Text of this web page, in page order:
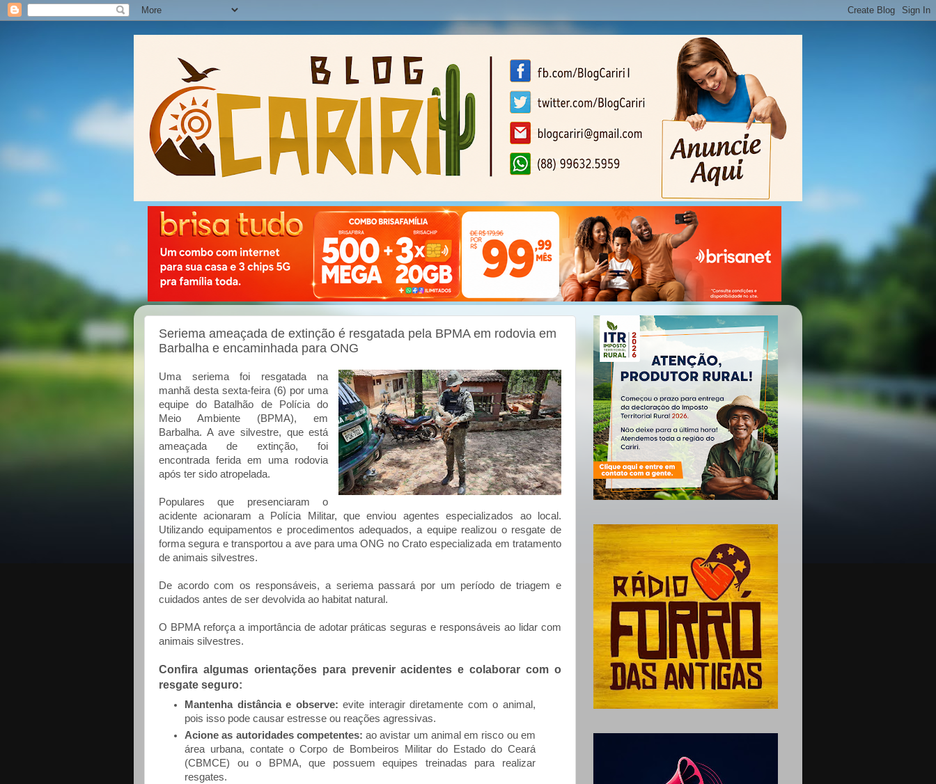
Seriema ameaçada de extinção é resgatada pela BPMA em rodovia em
Barbalha e encaminhada para ONG
Uma seriema foi resgatada na
manhã desta sexta-feira (6) por uma
equipe do Batalhão de Polícia do
Meio Ambiente (BPMA), em
Barbalha. A ave silvestre, que está
ameaçada de extinção, foi
encontrada ferida em uma rodovia
após ter sido atropelada.
Populares que presenciaram o
acidente acionaram a Polícia Militar, que enviou agentes especializados ao local.
Utilizando equipamentos e procedimentos adequados, a equipe realizou o resgate de
forma segura e transportou a ave para uma ONG no Crato especializada em tratamento
de animais silvestres.
De acordo com os responsáveis, a seriema passará por um período de triagem e
cuidados antes de ser devolvida ao habitat natural.
O BPMA reforça a importância de adotar práticas seguras e responsáveis ao lidar com
animais silvestres.
Confira algumas orientações para prevenir acidentes e colaborar com o
resgate seguro:
Mantenha distância e observe: evite interagir diretamente com o animal,
pois isso pode causar estresse ou reações agressivas.
Acione as autoridades competentes: ao avistar um animal em risco ou em
área urbana, contate o Corpo de Bombeiros Militar do Estado do Ceará
(CBMCE) ou o BPMA, que possuem equipes treinadas para realizar
resgates.